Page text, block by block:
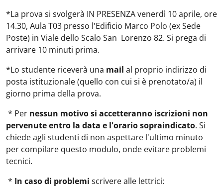
*La prova si svolgerà IN PRESENZA venerdì 10 aprile, ore
14.30, Aula T03 presso l'Edificio Marco Polo (ex Sede
Poste) in Viale dello Scalo San Lorenzo 82. Si prega di
arrivare 10 minuti prima.
*Lo studente riceverà una mail al proprio indirizzo di
posta istituzionale (quello con cui si è prenotato/a) il
giorno prima della prova.
* Per nessun motivo si accetteranno iscrizioni non
pervenute entro la data e l'orario sopraindicato. Si
chiede agli studenti di non aspettare l'ultimo minuto
per compilare questo modulo, onde evitare problemi
tecnici.
* In caso di problemi scrivere alle lettrici: